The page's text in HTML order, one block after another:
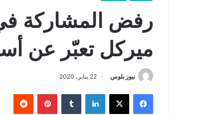
رفض المشاركة في
ميركل تعبّر عن
نيوز بلوس 22 يناير، 2020
فيسبوك X لينكدإن بينتيريست